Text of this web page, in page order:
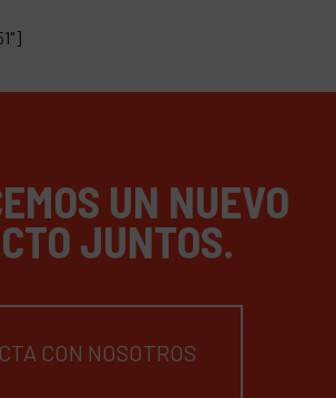
UN NUEVO
JUNTOS.
CON NOSOTROS